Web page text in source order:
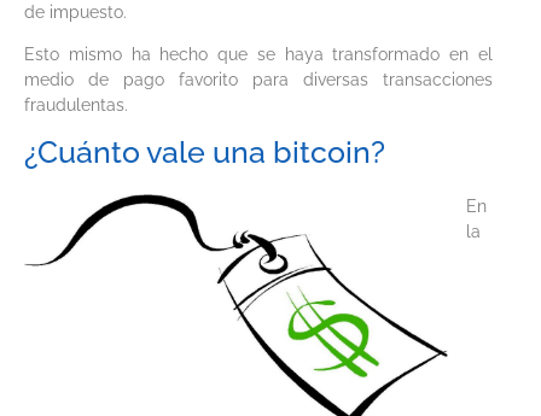
de impuesto.
Esto mismo ha hecho que se haya transformado en el
medio de pago favorito para diversas transacciones
fraudulentas.
¿Cuánto vale una bitcoin?
En
la